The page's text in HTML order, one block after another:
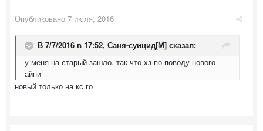
Опубликовано 7 июля, 2016
В 7/7/2016 в 17:52, Саня-суицид[М] сказал:
у меня на старый зашло. так что хз по поводу нового
айпи
новый только на кс го